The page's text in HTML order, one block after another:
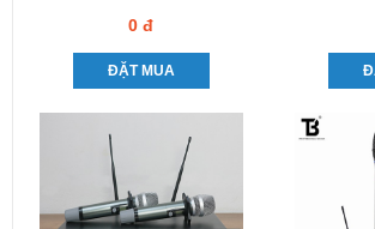
0 đ
ĐẶT MUA